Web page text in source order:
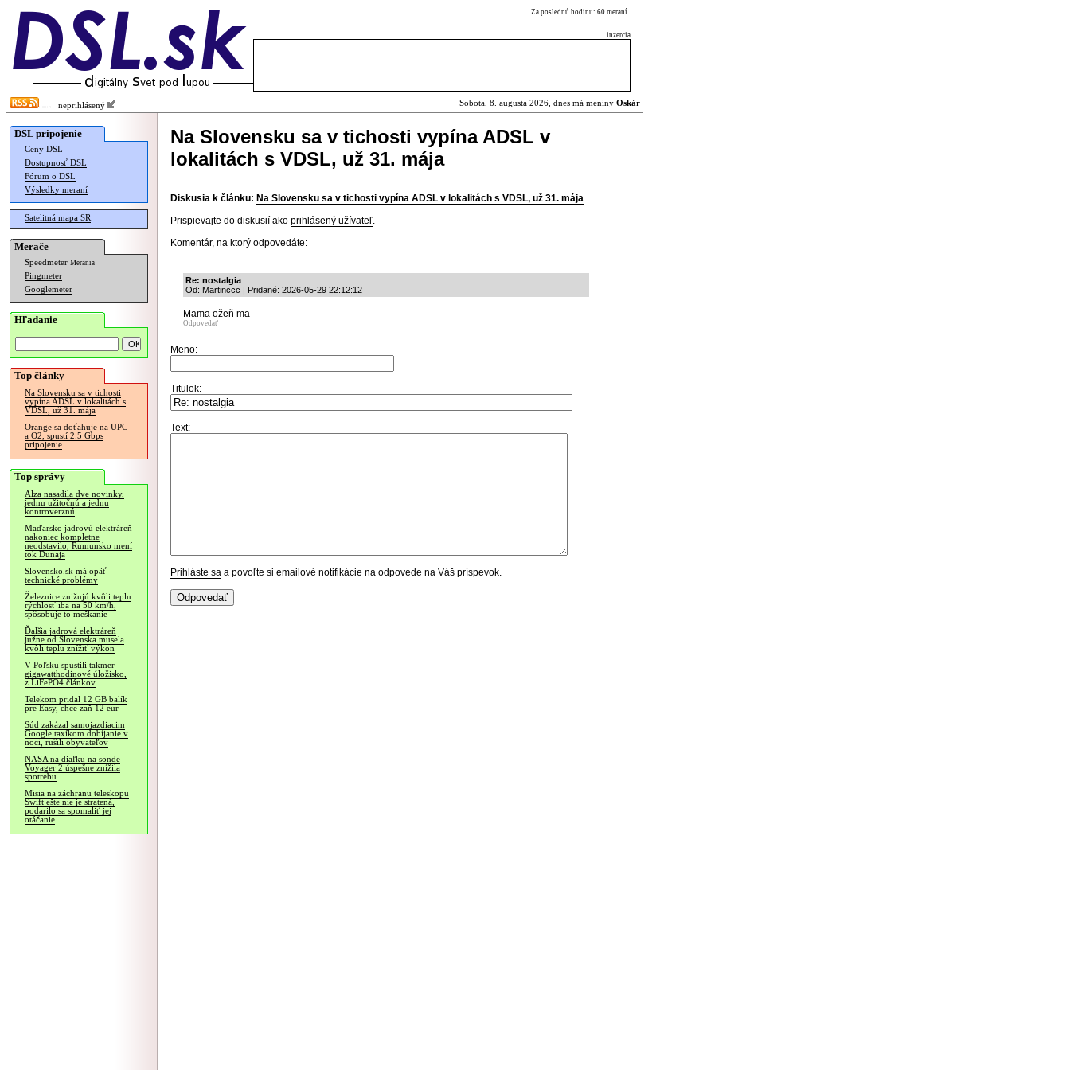
Za poslednú hodinu: 60 meraní
inzercia
neprihlásený Sobota, 8. augusta 2026, dnes má meniny Oskár
DSL pripojenie
Ceny DSL
Dostupnosť DSL
Fórum o DSL
Výsledky meraní
Satelitná mapa SR
Merače
Speedmeter Merania
Pingmeter
Googlemeter
Hľadanie
Top články
Na Slovensku sa v tichosti
vypína ADSL v lokalitách s
VDSL, už 31. mája
Orange sa doťahuje na UPC
a O2, spustí 2.5 Gbps
pripojenie
Top správy
Alza nasadila dve novinky,
jednu užitočnú a jednu
kontroverznú
Maďarsko jadrovú elektráreň
nakoniec kompletne
neodstavilo, Rumunsko mení
tok Dunaja
Slovensko.sk má opäť
technické problémy
Železnice znižujú kvôli teplu
rýchlosť iba na 50 km/h,
spôsobuje to meškanie
Ďalšia jadrová elektráreň
južne od Slovenska musela
kvôli teplu znížiť výkon
V Poľsku spustili takmer
gigawatthodinové úložisko,
z LiFePO4 článkov
Telekom pridal 12 GB balík
pre Easy, chce zaň 12 eur
Súd zakázal samojazdiacim
Google taxíkom dobíjanie v
noci, rušili obyvateľov
NASA na diaľku na sonde
Voyager 2 úspešne znížila
spotrebu
Misia na záchranu teleskopu
Swift ešte nie je stratená,
podarilo sa spomaliť jej
otáčanie
Na Slovensku sa v tichosti vypína ADSL v
lokalitách s VDSL, už 31. mája
Diskusia k článku: Na Slovensku sa v tichosti vypína ADSL v lokalitách s VDSL, už 31. mája
Prispievajte do diskusií ako prihlásený užívateľ.
Komentár, na ktorý odpovedáte:
Re: nostalgia
Od: Martinccc | Pridané: 2026-05-29 22:12:12
Mama ožeň ma
Odpovedať
Meno:
Titulok:
Text:
Prihláste sa a povoľte si emailové notifikácie na odpovede na Váš príspevok.